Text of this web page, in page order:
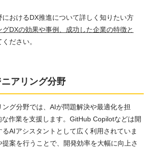
におけるDX推進について詳しく知りたい方
グDXの効果や事例、成功した企業の特徴と
ださい。
アリング分野
ング分野では、AIが問題解決や最適化を担
作業を支援します。GitHub Copilotなどは開
AIアシスタントとして広く利用されていま
案を行うことで、開発効率を大幅に向上さ